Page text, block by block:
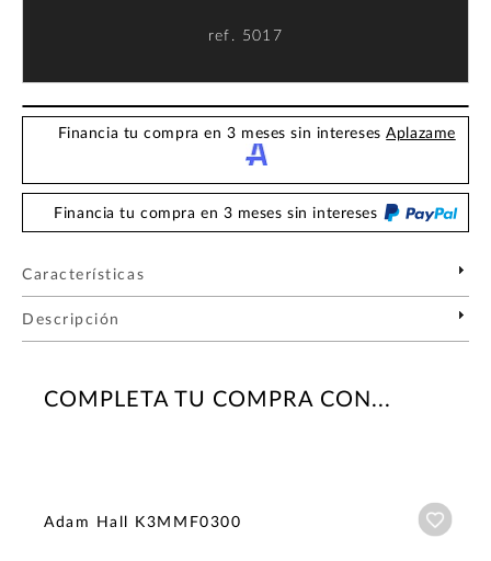
ref. 5017
Financia tu compra en 3 meses sin interesesAplazame
Financia tu compra en 3 meses sin intereses
Características
Descripción
COMPLETA TU COMPRA CON...
Adam Hall K3MMF0300